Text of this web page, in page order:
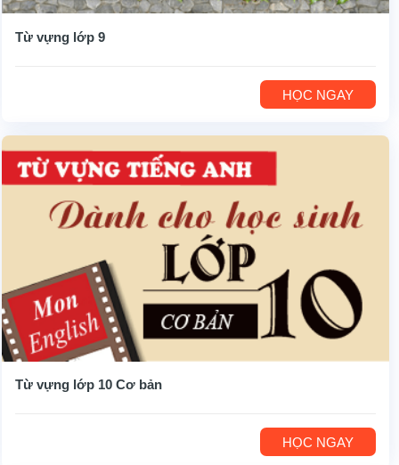
Từ vựng lớp 9
HỌC NGAY
Từ vựng lớp 10 Cơ bản
HỌC NGAY